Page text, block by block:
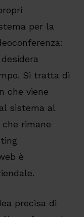
per la
Si tratta di
che viene
sistema al
rimane
è
precisa di